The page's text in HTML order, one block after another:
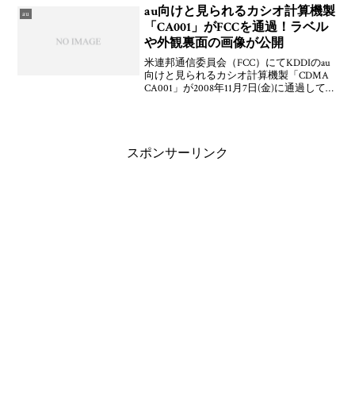
製「SO905i」，NEC製「N905i
au
au向けと見られるカシオ計算機製
「CA001」がFCCを通過！ラベル
や外観裏面の画像が公開
米連邦通信委員会（FCC）にてKDDIのau
向けと見られるカシオ計算機製「CDMA
CA001」が2008年11月7日(金)に通過してい
スポンサーリンク